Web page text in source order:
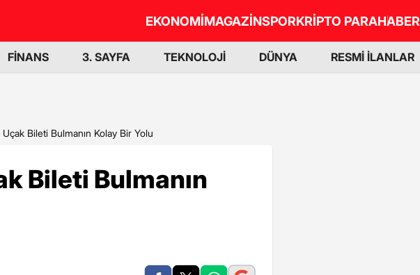
EKONOMİMAGAZİNSPORKRİPTO PARAHABER
FİNANS 3. SAYFA TEKNOLOJİ DÜNYA RESMİ İLANLAR
Bileti Bulmanın Kolay Bir Yolu
Bileti Bulmanın